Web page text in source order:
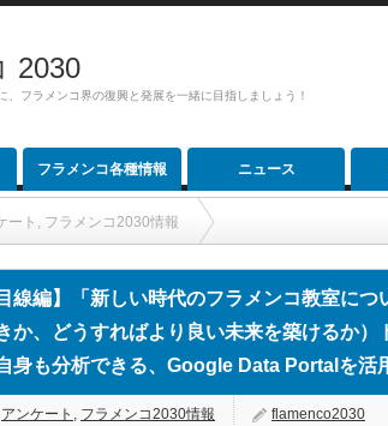
2030
、フラメンコ界の復興と発展を一緒に目指しましょう！
フラメンコ各種情報 ニュース
ート , フラメンコ2030情報
】「新しい時代のフラメンコ教室について」（コロナ
析できる、Google Data Portalを活用！
線編】「新しい時代のフラメンコ教室に
か、どうすればより良い未来を築けるか）
身も分析できる、Google Data Portalを活
アンケート , フラメンコ2030情報 flamenco2030